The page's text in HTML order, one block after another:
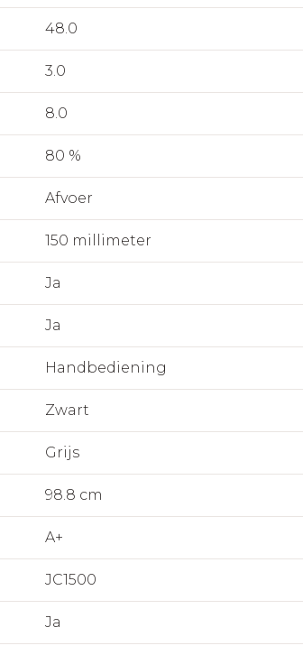
48.0
3.0
8.0
80 %
Afvoer
150 millimeter
Ja
Ja
Handbediening
Zwart
Grijs
98.8 cm
A+
JC1500
Ja